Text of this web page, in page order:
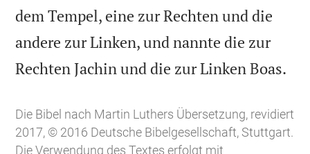
dem Tempel, eine zur Rechten und die
andere zur Linken, und nannte die zur
Rechten Jachin und die zur Linken Boas.
Die Bibel nach Martin Luthers Übersetzung, revidiert
2017, © 2016 Deutsche Bibelgesellschaft, Stuttgart.
Die Verwendung des Textes erfolgt mit